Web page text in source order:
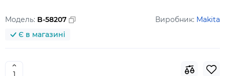
Модель: B-58207 Виробник: Makita
Є в магазині